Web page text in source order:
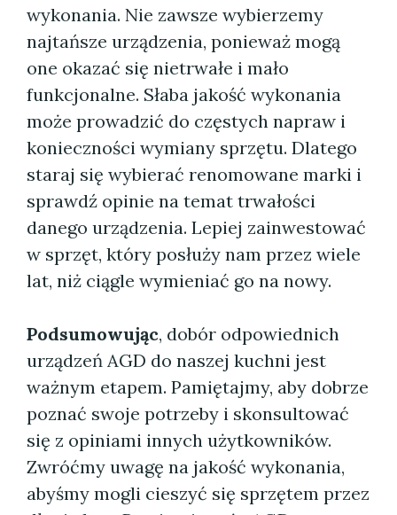
wykonania. Nie zawsze wybierzemy
najtańsze urządzenia, ponieważ mogą
one okazać się nietrwałe i mało
funkcjonalne. Słaba jakość wykonania
może prowadzić do częstych napraw i
konieczności wymiany sprzętu. Dlatego
staraj się wybierać renomowane marki i
sprawdź opinie na temat trwałości
danego urządzenia. Lepiej zainwestować
w sprzęt, który posłuży nam przez wiele
lat, niż ciągle wymieniać go na nowy.
Podsumowując, dobór odpowiednich
urządzeń AGD do naszej kuchni jest
ważnym etapem. Pamiętajmy, aby dobrze
poznać swoje potrzeby i skonsultować
się z opiniami innych użytkowników.
Zwróćmy uwagę na jakość wykonania,
abyśmy mogli cieszyć się sprzętem przez